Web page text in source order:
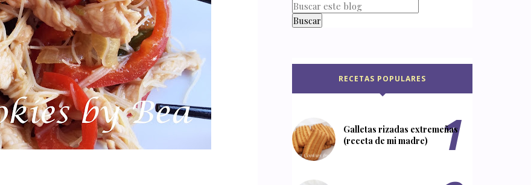
RECETAS POPULARES
Galletas rizadas extremeñas
(receta de mi madre)